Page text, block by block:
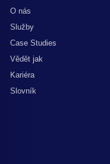
O nás
Služby
Case Studies
Vědět jak
Kariéra
Slovník